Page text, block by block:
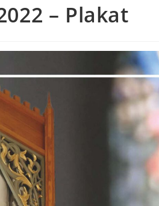
– Plakat